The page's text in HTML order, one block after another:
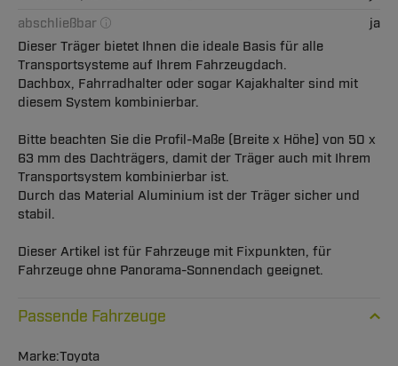
abschließbar
ja
Dieser Träger bietet Ihnen die ideale Basis für alle
Transportsysteme auf Ihrem Fahrzeugdach.
Dachbox, Fahrradhalter oder sogar Kajakhalter sind mit
diesem System kombinierbar.
Bitte beachten Sie die Profil-Maße (Breite x Höhe) von 50 x
63 mm des Dachträgers, damit der Träger auch mit Ihrem
Transportsystem kombinierbar ist.
Durch das Material Aluminium ist der Träger sicher und
stabil.
Dieser Artikel ist für Fahrzeuge mit Fixpunkten, für
Fahrzeuge ohne Panorama-Sonnendach geeignet.
Passende Fahrzeuge
Toyota